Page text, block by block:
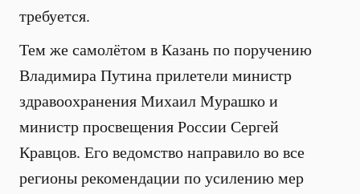
требуется.
Тем же самолётом в Казань по поручению
Владимира Путина прилетели министр
здравоохранения Михаил Мурашко и
министр просвещения России Сергей
Кравцов. Его ведомство направило во все
регионы рекомендации по усилению мер